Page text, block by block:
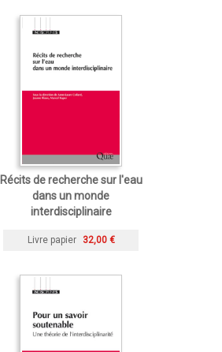
Récits de recherche sur l'eau
dans un monde
interdisciplinaire
Livre papier 32,00 €